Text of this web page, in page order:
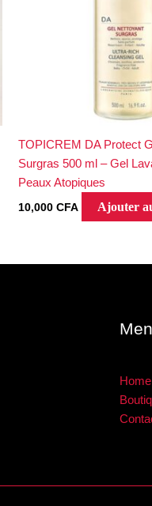
TOPICREM DA Protect
Surgras 500 ml – Gel
Peaux Atopiques
10,000 CFA Ajouter
Home